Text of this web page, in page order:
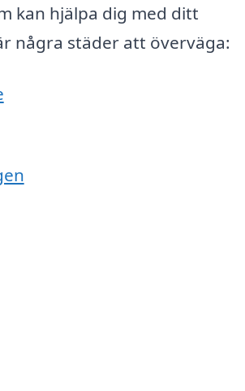
kan hjälpa dig med ditt
några städer att överväga: